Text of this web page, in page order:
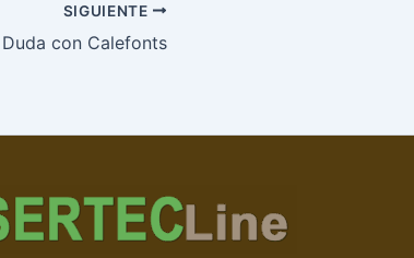
SIGUIENTE
Duda con Calefonts